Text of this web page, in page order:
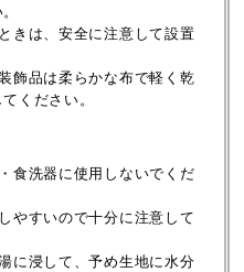
きは、安全に注意して設置
飾品は柔らかな布で軽く乾
ください。
食洗器に使用しないでくだ
やすいので十分に注意して
に浸して、予め生地に水分